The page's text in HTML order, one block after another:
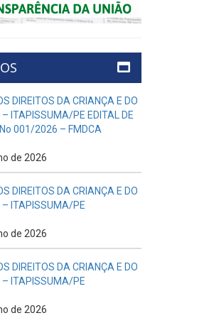
DIREITOS DA CRIANÇA E DO
ITAPISSUMA/PE EDITAL DE
001/2026 – FMDCA
de 2026
DIREITOS DA CRIANÇA E DO
– ITAPISSUMA/PE
de 2026
DIREITOS DA CRIANÇA E DO
– ITAPISSUMA/PE
de 2026